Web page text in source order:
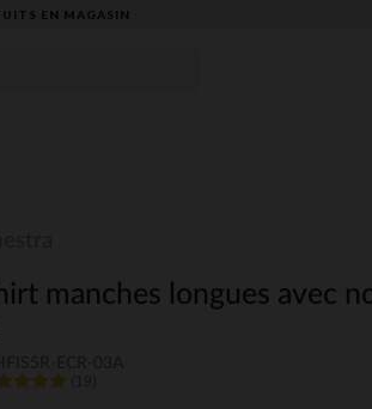
EN MAGASIN​
manches longues avec